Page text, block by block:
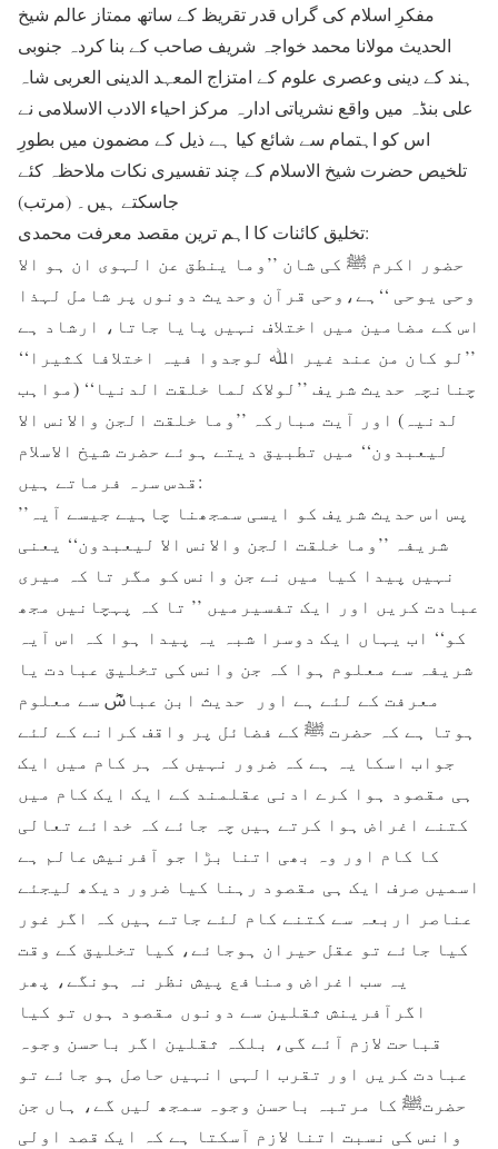
مفکرِ اسلام کی گراں قدر تقریظ کے ساتھ ممتاز عالم شیخ
الحدیث مولانا محمد خواجہ شریف صاحب کے بنا کردہ جنوبی
ہند کے دینی وعصری علوم کے امتزاج المعہد الدینی العربی شاہ
علی بنڈہ میں واقع نشریاتی ادارہ مرکز احیاء الادب الاسلامی نے
اس کو اہتمام سے شائع کیا ہے ذیل کے مضمون میں بطورِ
تلخیص حضرت شیخ الاسلام کے چند تفسیری نکات ملاحظہ کئے
جاسکتے ہیں۔ (مرتب)
تخلیق کائنات کا اہم ترین مقصد معرفت محمدی:
حضور اکرم ﷺ کی شان ’’وما ینطق عن الہوی ان ہو الا
وحی یوحی ‘‘ہے،وحی قرآن وحدیث دونوں پر شامل لہذا
اس کے مضامین میں اختلاف نہیں پایا جاتا، ارشاد ہے
’’لو کان من عند غیر اﷲ لوجدوا فیہ اختلافا کثیرا‘‘
چنانچہ حدیث شریف ’’لولاک لما خلقت الدنیا‘‘ (مواہب
لدنیہ) اور آیت مبارکہ ’’وما خلقت الجن والانس الا
لیعبدون‘‘ میں تطبیق دیتے ہوئے حضرت شیخ الاسلام
قدس سرہ فرماتے ہیں:
’’پس اس حدیث شریف کو ایسی سمجھنا چاہیے جیسے آیہ
شریفہ ’’وما خلقت الجن والانس الا لیعبدون‘‘ یعنی
نہیں پیدا کیا میں نے جن وانس کو مگر تا کہ میری
عبادت کریں اور ایک تفسیرمیں ’’ تا کہ پہچانیں مجھ
کو‘‘ اب یہاں ایک دوسرا شبہ یہ پیدا ہوا کہ اس آیہ
شریفہ سے معلوم ہوا کہ جن وانس کی تخلیق عبادت یا
معرفت کے لئے ہے اور حدیث ابن عباسؓ سے معلوم
ہوتا ہے کہ حضرت ﷺ کے فضائل پر واقف کرانے کے لئے
جواب اسکا یہ ہے کہ ضرور نہیں کہ ہر کام میں ایک
ہی مقصود ہوا کرے ادنی عقلمند کے ایک ایک کام میں
کتنے اغراض ہوا کرتے ہیں چہ جائے کہ خدائے تعالی
کا کام اور وہ بھی اتنا بڑا جو آفرنیش عالم ہے
اسمیں صرف ایک ہی مقصود رہنا کیا ضرور دیکھ لیجئے
عناصر اربعہ سے کتنے کام لئے جاتے ہیں کہ اگر غور
کیا جائے تو عقل حیران ہوجائے، کیا تخلیق کے وقت
یہ سب اغراض ومنافع پیش نظر نہ ہونگے، پھر
اگرآفرینش ثقلین سے دونوں مقصود ہوں تو کیا
قباحت لازم آئے گی، بلکہ ثقلین اگر باحسن وجوہ
عبادت کریں اور تقرب الہی انہیں حاصل ہو جائے تو
حضرتﷺ کا مرتبہ باحسن وجوہ سمجھ لیں گے، ہاں جن
وانس کی نسبت اتنا لازم آسکتا ہے کہ ایک قصد اولی